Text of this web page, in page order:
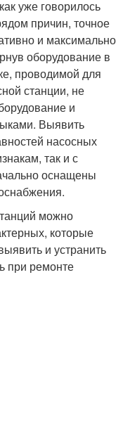
уже говорилось
причин, точное
и максимально
оборудование в
проводимой для
станции, не
и
Выявить
насосных
так и с
оснащены
можно
которые
и устранить
при ремонте